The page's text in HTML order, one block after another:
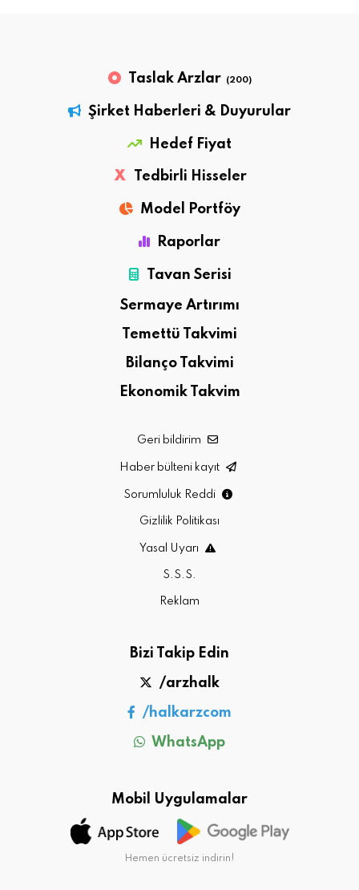
Taslak Arzlar (200)
Şirket Haberleri & Duyurular
Hedef Fiyat
X Tedbirli Hisseler
Model Portföy
Raporlar
Tavan Serisi
Sermaye Artırımı
Temettü Takvimi
Bilanço Takvimi
Ekonomik Takvim
Geri bildirim
Haber bülteni kayıt
Sorumluluk Reddi
Gizlilik Politikası
Yasal Uyarı
S.S.S.
Reklam
Bizi Takip Edin
/arzhalk
/halkarzcom
WhatsApp
Mobil Uygulamalar
Hemen ücretsiz indirin!